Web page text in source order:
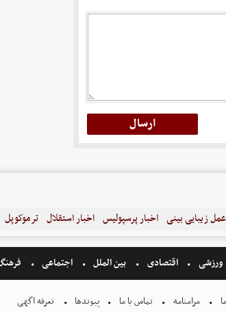
عمل زیبایی بینی اخبار پرسپولیس اخبار استقلال ترموکوپل
ورزشی اقتصادی بین الملل اجتماعی
مرامنامه تماس با ما پیوندها تعرفه اگهی